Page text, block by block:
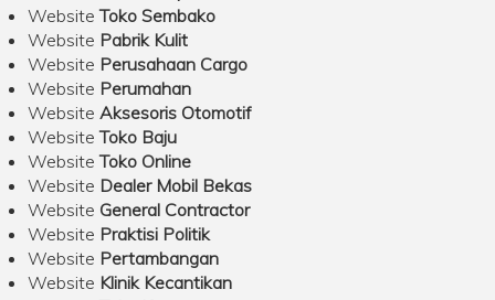
WebsiteToko Sembako
Website Pabrik Kulit
Website Perusahaan Cargo
Website Perumahan
Website Aksesoris Otomotif
WebsiteToko Baju
WebsiteToko Online
Website Dealer Mobil Bekas
Website General Contractor
Website Praktisi Politik
Website Pertambangan
Website Klinik Kecantikan